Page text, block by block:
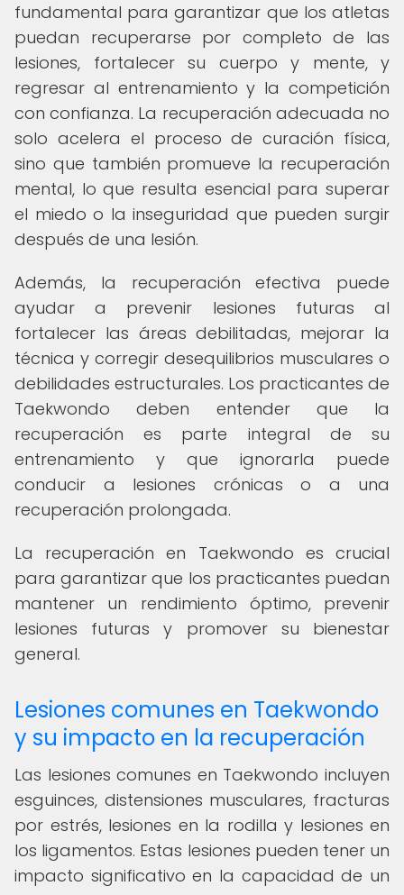
fundamental para garantizar que los atletas
puedan recuperarse por completo de las
lesiones, fortalecer su cuerpo y mente, y
regresar al entrenamiento y la competición
con confianza. La recuperación adecuada no
solo acelera el proceso de curación física,
sino que también promueve la recuperación
mental, lo que resulta esencial para superar
el miedo o la inseguridad que pueden surgir
después de una lesión.
Además, la recuperación efectiva puede
ayudar a prevenir lesiones futuras al
fortalecer las áreas debilitadas, mejorar la
técnica y corregir desequilibrios musculares o
debilidades estructurales. Los practicantes de
Taekwondo deben entender que la
recuperación es parte integral de su
entrenamiento y que ignorarla puede
conducir a lesiones crónicas o a una
recuperación prolongada.
La recuperación en Taekwondo es crucial
para garantizar que los practicantes puedan
mantener un rendimiento óptimo, prevenir
lesiones futuras y promover su bienestar
general.
Lesiones comunes en Taekwondo
y su impacto en la recuperación
Las lesiones comunes en Taekwondo incluyen
esguinces, distensiones musculares, fracturas
por estrés, lesiones en la rodilla y lesiones en
los ligamentos. Estas lesiones pueden tener un
impacto significativo en la capacidad de un